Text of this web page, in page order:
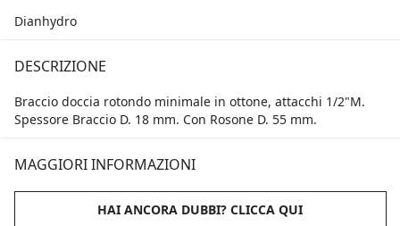
Dianhydro
DESCRIZIONE
Braccio doccia rotondo minimale in ottone, attacchi 1/2"M.
Spessore Braccio D. 18 mm. Con Rosone D. 55 mm.
MAGGIORI INFORMAZIONI
HAI ANCORA DUBBI? CLICCA QUI